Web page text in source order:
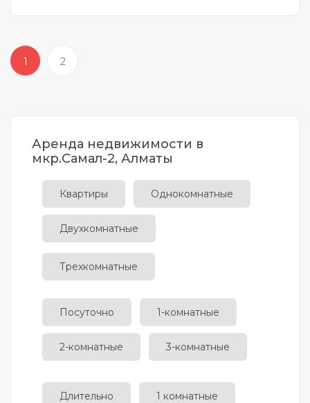
1 2
Аренда недвижимости в
мкр.Самал-2, Алматы
Квартиры Однокомнатные
Двухкомнатные
Трехкомнатные
Посуточно 1-комнатные
2-комнатные 3-комнатные
Длительно 1 комнатные